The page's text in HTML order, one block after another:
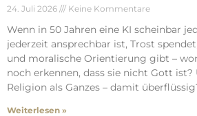
24. Juli 2026 Keine Kommentare
Wenn in 50 Jahren eine KI scheinbar
jederzeit ansprechbar ist, Trost
und moralische Orientierung gibt –
noch erkennen, dass sie nicht Gott
Religion als Ganzes – damit
Weiterlesen »